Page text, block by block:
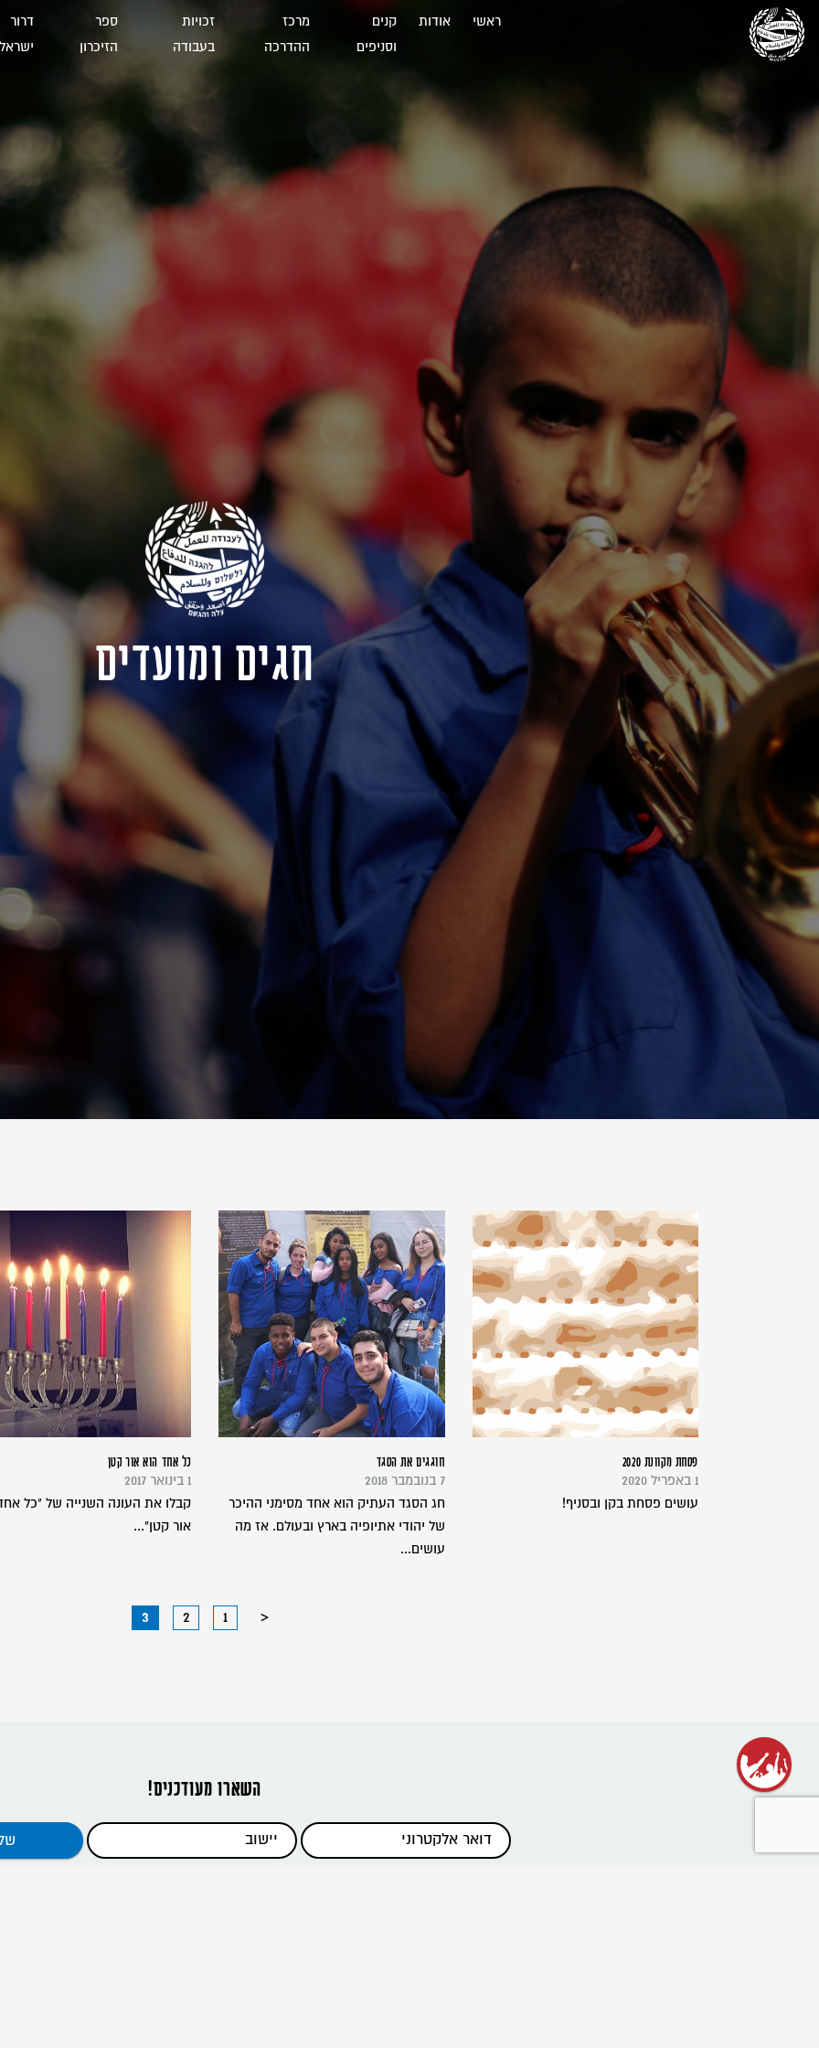
ראשי אודות קנים
וסניפים
מרכז
ההדרכה
זכויות
בעבודה
ספר
הזיכרון
דרור
ישראל
חגים ומועדים
פסחת מקוונת 2020
1 באפריל 2020
עושים פסחת בקן ובסניף!
חוגגים את הסגד
7 בנובמבר 2018
חג הסגד העתיק הוא אחד מסימני ההיכר
של יהודי אתיופיה בארץ ובעולם. אז מה
עושים...
כל אחד הוא אור קטן
1 בינואר 2017
קבלו את העונה השנייה של "כל
אור קטן"...
<
1
2
3
השארו מעודכנים!